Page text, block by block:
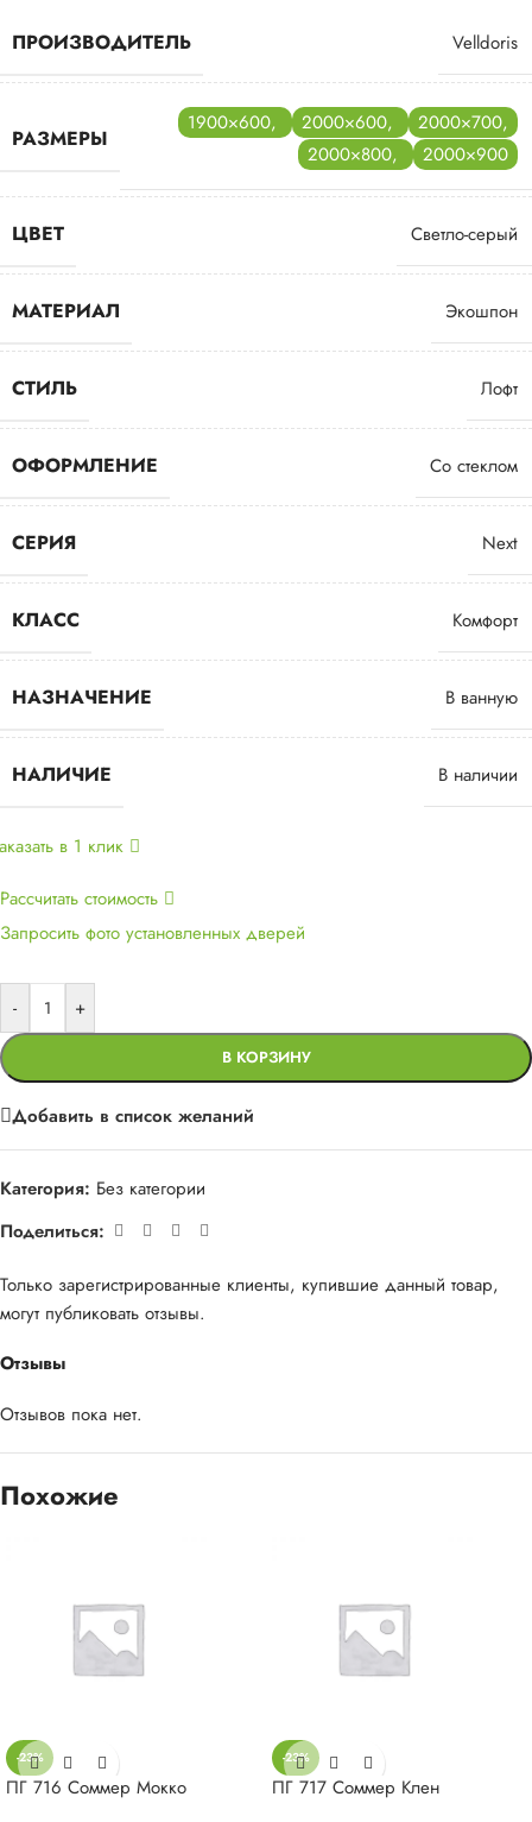
ПРОИЗВОДИТЕЛЬ Velldoris
РАЗМЕРЫ
1900×600, 2000×600, 2000×700,
2000×800, 2000×900
ЦВЕТ Светло-серый
МАТЕРИАЛ Экошпон
СТИЛЬ Лофт
ОФОРМЛЕНИЕ Со стеклом
СЕРИЯ Next
КЛАСС Комфорт
НАЗНАЧЕНИЕ В ванную
НАЛИЧИЕ В наличии
в 1 клик
Рассчитать стоимость
Запросить фото установленных дверей
- +
В КОРЗИНУ
Добавить в список желаний
Категория: Без категории
Поделиться:
Отзывы
Отзывов пока нет.
Только зарегистрированные клиенты, купившие данный товар,
могут публиковать отзывы.
Похожие
-23%
ПГ 716 Соммер Мокко
-23%
ПГ 717 Соммер Клен